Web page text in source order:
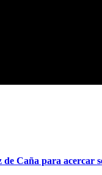
Caña para acercar